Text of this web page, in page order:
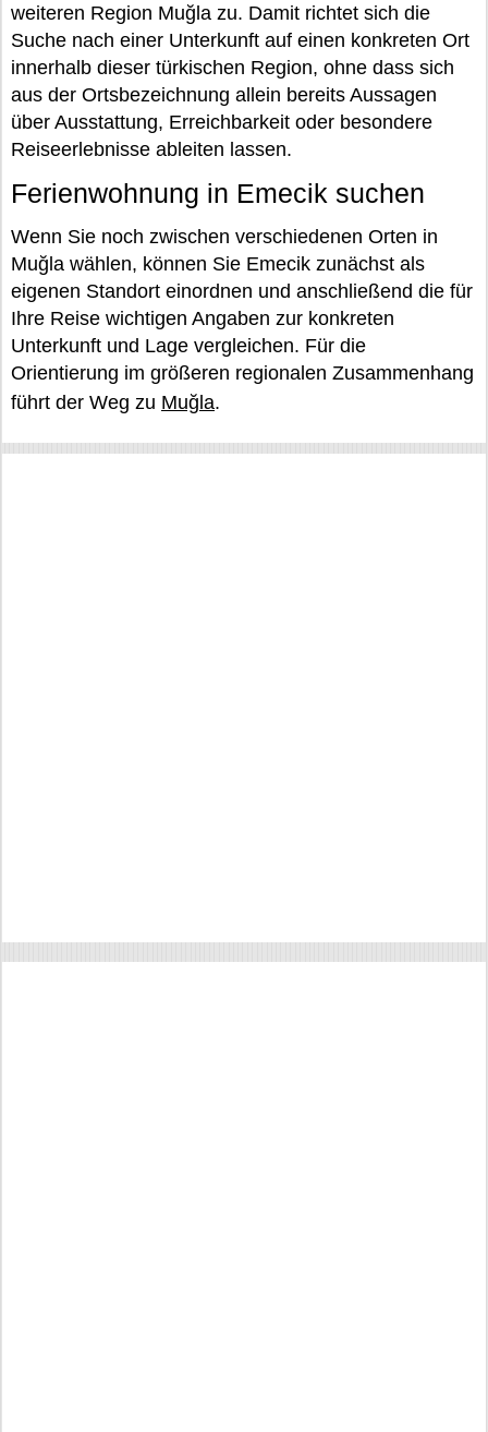
weiteren Region Muğla zu. Damit richtet sich die
Suche nach einer Unterkunft auf einen konkreten Ort
innerhalb dieser türkischen Region, ohne dass sich
aus der Ortsbezeichnung allein bereits Aussagen
über Ausstattung, Erreichbarkeit oder besondere
Reiseerlebnisse ableiten lassen.
Ferienwohnung in Emecik suchen
Wenn Sie noch zwischen verschiedenen Orten in
Muğla wählen, können Sie Emecik zunächst als
eigenen Standort einordnen und anschließend die für
Ihre Reise wichtigen Angaben zur konkreten
Unterkunft und Lage vergleichen. Für die
Orientierung im größeren regionalen Zusammenhang
führt der Weg zu Muğla.